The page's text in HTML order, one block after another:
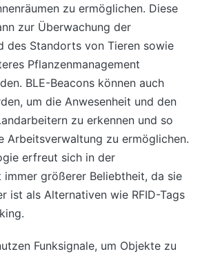
zu ermöglichen. Diese
zur Überwachung der
des Standorts von Tieren sowie
Pflanzenmanagement
BLE-Beacons können auch
um die Anwesenheit und den
zu erkennen und so
Arbeitsverwaltung zu ermöglichen.
erfreut sich in der
größerer Beliebtheit, da sie
ist als Alternativen wie RFID-Tags
Funksignale, um Objekte zu